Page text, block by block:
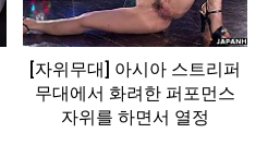
[자위무대] 아시아 스트리퍼
무대에서 화려한 퍼포먼스
자위를 하면서 열정